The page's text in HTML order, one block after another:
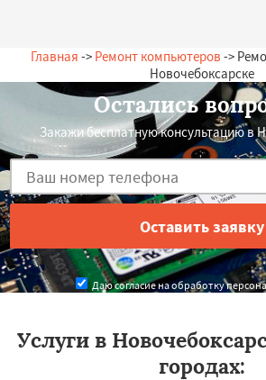
Главная -> Ремонт компьютеров ->
Новочебоксарске
Остались
Закажи бесплатную консультацию в
Даю согласие на обработку
Услуги в
городах: